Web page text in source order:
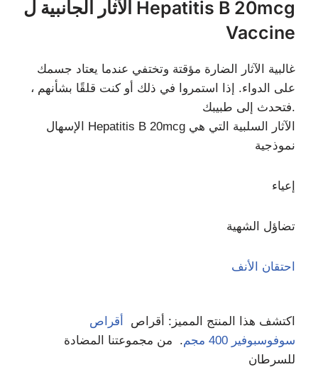
الآثار الجانبية ل Hepatitis B 20mcg
Vaccine
غالبية الآثار الضارة مؤقتة وتختفي عندما يعتاد جسمك
على الدواء. إذا استمروا في ذلك أو كنت قلقًا بشأنهم ،
فتحدث إلى طبيبك.
الإسهال Hepatitis B 20mcg الآثار السلبية التي هي
نموذجية
إعياء
تضاؤل ​​الشهية
احتقان الأنف
اكتشف هذا المنتج المميز: أقراص
أقراص
سوفوسبوفير 400 مجم
. من مجموعتنا المضادة
للسرطان